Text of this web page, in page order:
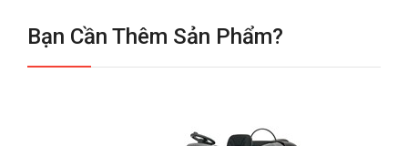
Bạn Cần Thêm Sản Phẩm?